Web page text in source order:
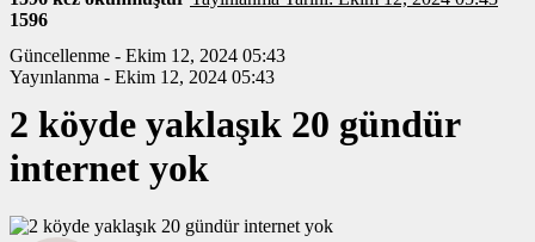
1596
Güncellenme - Ekim 12, 2024 05:43
Yayınlanma - Ekim 12, 2024 05:43
2 köyde yaklaşık 20 gündür
internet yok